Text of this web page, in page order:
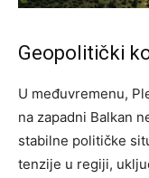
Geopolitički
U međuvremenu,
na zapadni Balkan
stabilne političke
tenzije u regiji,